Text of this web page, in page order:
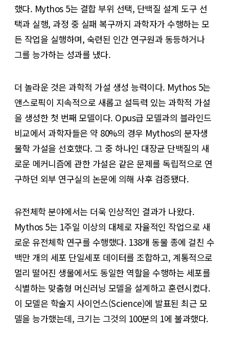
했다. Mythos 5는 결합 부위 선택, 단백질 설계 도구 선
택과 실행, 과정 중 실패 복구까지 과학자가 수행하는 모
든 작업을 실행하며, 숙련된 인간 연구원과 동등하거나
그를 능가하는 성과를 냈다.
더 놀라운 것은 과학적 가설 생성 능력이다. Mythos 5는
앤스로픽이 지속적으로 새롭고 설득력 있는 과학적 가설
을 생성한 첫 번째 모델이다. Opus급 모델과의 블라인드
비교에서 과학자들은 약 80%의 경우 Mythos의 분자생
물학 가설을 선호했다. 그 중 하나인 대장균 단백질의 새
로운 메커니즘에 관한 가설은 같은 문제를 독립적으로 연
구하던 외부 연구실의 논문에 의해 사후 검증됐다.
유전체학 분야에서는 더욱 인상적인 결과가 나왔다.
Mythos 5는 1주일 이상의 대체로 자율적인 작업으로 새
로운 유전체학 연구를 수행했다. 138개 동물 종에 걸친 수
백만 개의 세포 단일세포 데이터를 조합하고, 계통적으로
멀리 떨어진 생물에서도 동일한 역할을 수행하는 세포를
식별하는 맞춤형 머신러닝 모델을 설계하고 훈련시켰다.
이 모델은 학술지 사이언스(Science)에 발표된 최근 모
델을 능가했는데, 크기는 그것의 100분의 1에 불과했다.